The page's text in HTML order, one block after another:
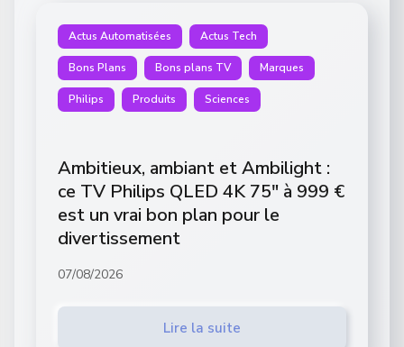
Actus Automatisées Actus Tech
Bons Plans Bons plans TV Marques
Philips Produits Sciences
Ambitieux, ambiant et Ambilight :
ce TV Philips QLED 4K 75″ à 999 €
est un vrai bon plan pour le
divertissement
07/08/2026
Lire la suite